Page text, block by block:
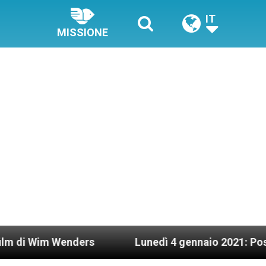
MISSIONE
IT
Lunedì 4 gennaio 2021: Possesso